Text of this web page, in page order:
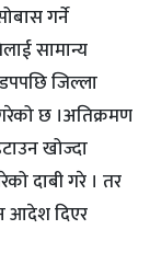
गर्ने
सामान्य
जिल्ला
छ ।अतिक्रमण
खोज्दा
दाबी गरे । तर
आदेश दिएर